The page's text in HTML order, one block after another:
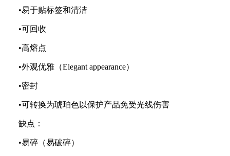
•易于贴标签和清洁
•可回收
•高熔点
•外观优雅 （Elegant appearance）
•密封
•可转换为琥珀色以保护产品免受光线伤害
缺点：
•易碎（易破碎）